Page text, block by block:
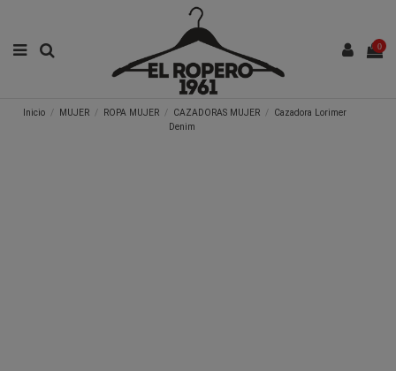
0
Inicio MUJER ROPA MUJER CAZADORAS MUJER
Cazadora Lorimer
Denim